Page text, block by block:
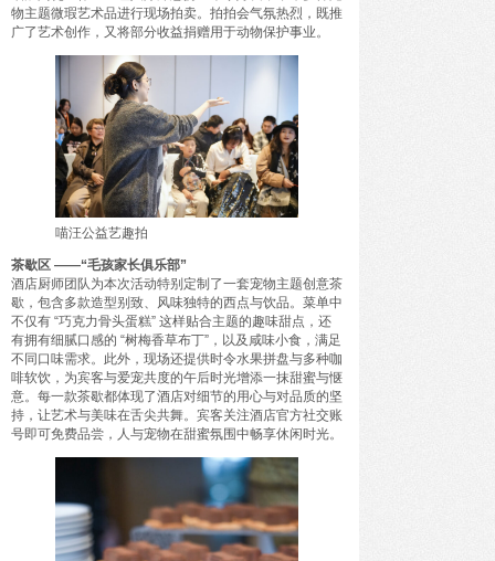
物主题微瑕艺术品进行现场拍卖。拍拍会气氛热烈，既推
广了艺术创作，又将部分收益捐赠用于动物保护事业。
喵汪公益艺趣拍
茶歇区 ——“毛孩家长俱乐部”
酒店厨师团队为本次活动特别定制了一套宠物主题创意茶
歇，包含多款造型别致、风味独特的西点与饮品。菜单中
不仅有 “巧克力骨头蛋糕” 这样贴合主题的趣味甜点，还
有拥有细腻口感的 “树梅香草布丁”，以及咸味小食，满足
不同口味需求。此外，现场还提供时令水果拼盘与多种咖
啡软饮，为宾客与爱宠共度的午后时光增添一抹甜蜜与惬
意。每一款茶歇都体现了酒店对细节的用心与对品质的坚
持，让艺术与美味在舌尖共舞。宾客关注酒店官方社交账
号即可免费品尝，人与宠物在甜蜜氛围中畅享休闲时光。